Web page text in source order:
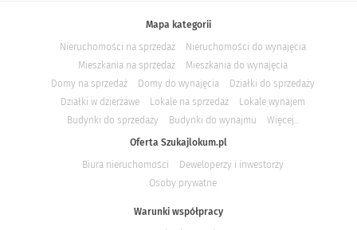
Mapa kategorii
Nieruchomości na sprzedaż
Nieruchomości do wynajęcia
Mieszkania na sprzedaż
Mieszkania do wynajęcia
Domy na sprzedaż
Domy do wynajęcia
Działki do sprzedaży
Działki w dzierżawe
Lokale na sprzedaż
Lokale wynajem
Budynki do sprzedaży
Budynki do wynajmu
Więcej...
Oferta Szukajlokum.pl
Biura nieruchomości
Deweloperzy i inwestorzy
Osoby prywatne
Warunki współpracy